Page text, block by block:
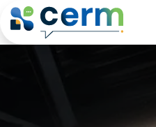
Se rendre au contenu